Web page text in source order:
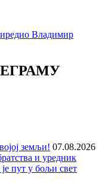
земљи! 07.08.2026
и уредник
пут у бољи свет